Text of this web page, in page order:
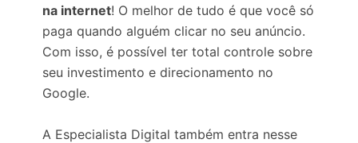
na internet! O melhor de tudo é que você só
paga quando alguém clicar no seu anúncio.
Com isso, é possível ter total controle sobre
seu investimento e direcionamento no
Google.
A Especialista Digital também entra nesse